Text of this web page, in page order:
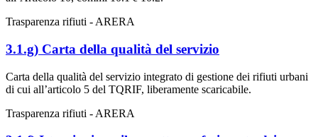
Trasparenza rifiuti - ARERA
3.1.g) Carta della qualità del servizio
Carta della qualità del servizio integrato di gestione dei rifiuti urbani
di cui all’articolo 5 del TQRIF, liberamente scaricabile.
Trasparenza rifiuti - ARERA